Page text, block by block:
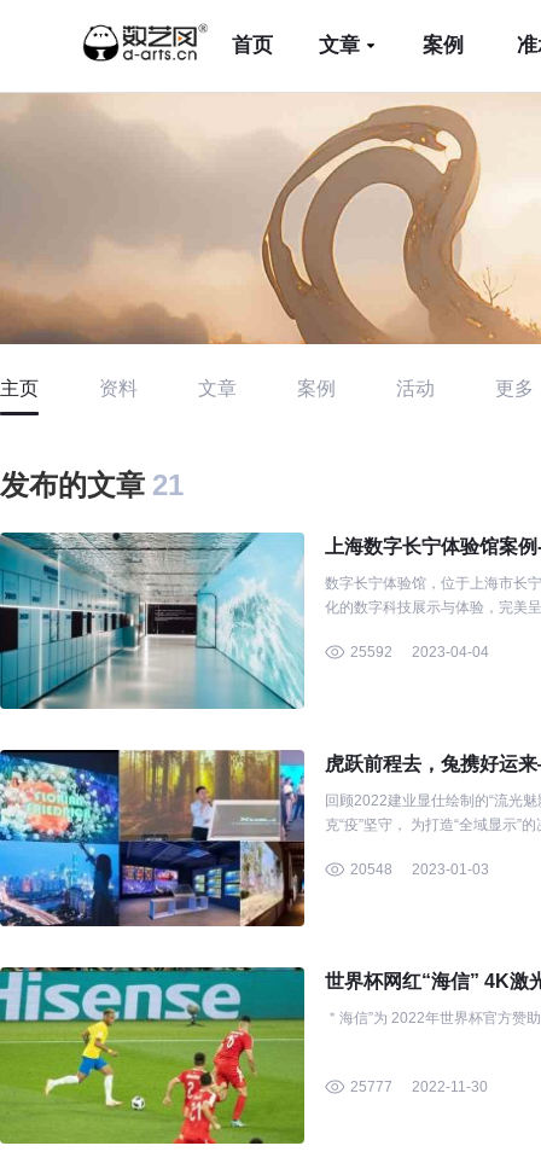
首页 文章 案例
主页 资料 文章 案例 活动 更多
发布的文章 21
上海数字长宁体验馆案
数字长宁体验馆，位于上海市长
化的数字科技展示与体验，完美
25592 2023-04-04
虎跃前程去，兔携好运
回顾2022建业显仕绘制的“流光魅影” 2022是非同寻常的一年， 2022我们为每个项目
克“疫”坚守， 为打造“全域
20548 2023-01-03
世界杯网红“海信” 4K激
＂海信”为 2022年世界杯官方赞
25777 2022-11-30